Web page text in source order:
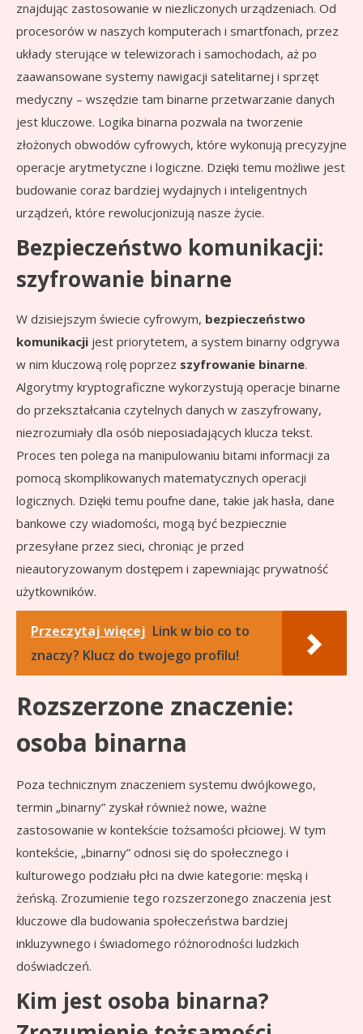
znajdując zastosowanie w niezliczonych urządzeniach. Od
procesorów w naszych komputerach i smartfonach, przez
układy sterujące w telewizorach i samochodach, aż po
zaawansowane systemy nawigacji satelitarnej i sprzęt
medyczny – wszędzie tam binarne przetwarzanie danych
jest kluczowe. Logika binarna pozwala na tworzenie
złożonych obwodów cyfrowych, które wykonują precyzyjne
operacje arytmetyczne i logiczne. Dzięki temu możliwe jest
budowanie coraz bardziej wydajnych i inteligentnych
urządzeń, które rewolucjonizują nasze życie.
Bezpieczeństwo komunikacji:
szyfrowanie binarne
W dzisiejszym świecie cyfrowym, bezpieczeństwo
komunikacji jest priorytetem, a system binarny odgrywa
w nim kluczową rolę poprzez szyfrowanie binarne.
Algorytmy kryptograficzne wykorzystują operacje binarne
do przekształcania czytelnych danych w zaszyfrowany,
niezrozumiały dla osób nieposiadających klucza tekst.
Proces ten polega na manipulowaniu bitami informacji za
pomocą skomplikowanych matematycznych operacji
logicznych. Dzięki temu poufne dane, takie jak hasła, dane
bankowe czy wiadomości, mogą być bezpiecznie
przesyłane przez sieci, chroniąc je przed
nieautoryzowanym dostępem i zapewniając prywatność
użytkowników.
Przeczytaj więcej Link w bio co to
znaczy? Klucz do twojego profilu!
Rozszerzone znaczenie:
osoba binarna
Poza technicznym znaczeniem systemu dwójkowego,
termin „binarny” zyskał również nowe, ważne
zastosowanie w kontekście tożsamości płciowej. W tym
kontekście, „binarny” odnosi się do społecznego i
kulturowego podziału płci na dwie kategorie: męską i
żeńską. Zrozumienie tego rozszerzonego znaczenia jest
kluczowe dla budowania społeczeństwa bardziej
inkluzywnego i świadomego różnorodności ludzkich
doświadczeń.
Kim jest osoba binarna?